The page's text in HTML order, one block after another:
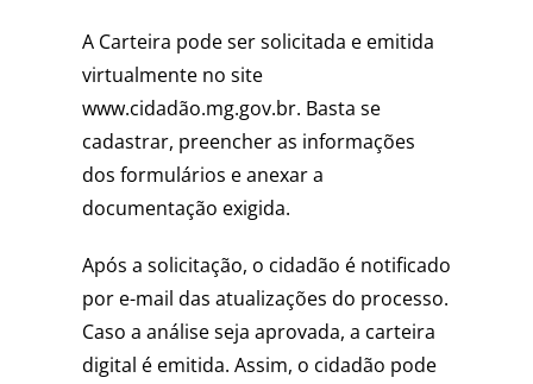
A Carteira pode ser solicitada e emitida
virtualmente no site
www.cidadão.mg.gov.br. Basta se
cadastrar, preencher as informações
dos formulários e anexar a
documentação exigida.
Após a solicitação, o cidadão é notificado
por e-mail das atualizações do processo.
Caso a análise seja aprovada, a carteira
digital é emitida. Assim, o cidadão pode